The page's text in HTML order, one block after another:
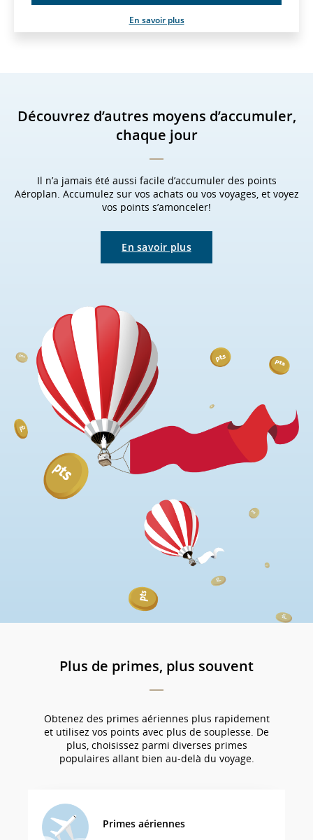
En savoir plusqui
pourrait
matière
d’accessibilité
ou
les
Découvrez d’autres moyens d’accumuler,
chaque jour
Il n’a jamais été aussi facile d’accumuler des points
Aéroplan. Accumulez sur vos achats ou vos voyages, et voyez
vos points s’amonceler!
En savoir plus
Plus de primes, plus souvent
Obtenez des primes aériennes plus rapidement
et utilisez vos points avec plus de souplesse. De
plus, choisissez parmi diverses primes
populaires allant bien au-delà du voyage.
Primes aériennes